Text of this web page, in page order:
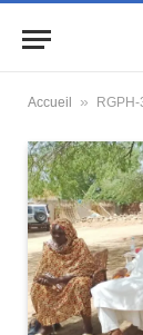
Accueil » RGPH-3 :